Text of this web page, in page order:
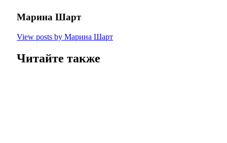
Марина Шарт
View posts by Марина Шарт
Читайте также